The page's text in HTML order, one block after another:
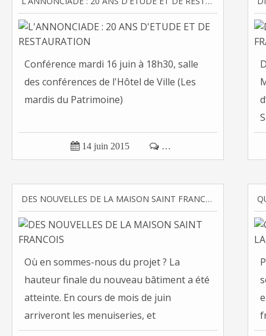
Conférence mardi 16 juin à 18h30, salle
des conférences de l'Hôtel de Ville (Les
mardis du Patrimoine)
 14 juin 2015  …
DES NOUVELLES DE LA MAISON SAINT FRANCOIS
Où en sommes-nous du projet ? La
hauteur finale du nouveau bâtiment a été
atteinte. En cours de mois de juin
arriveront les menuiseries, et
commenceront...